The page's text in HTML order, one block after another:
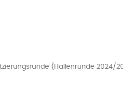
(Hallenrunde 2024/